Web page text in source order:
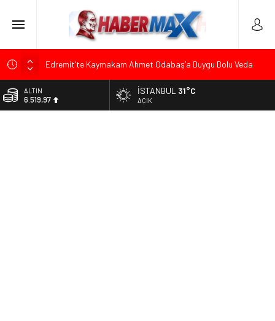
Edremit’te Kaymakam Ahmet Odabaş’a Duygu Dolu Veda
Tarihçi Yusuf Halaçoğlu’ndan TBMM’ye Sunulan Yasa Teklifine
Sert Eleştiri: “Osmanlı’nın Hukuk Anlayışının Gerisine
ALTIN
6.519,97
İSTANBUL 31°C
AÇIK